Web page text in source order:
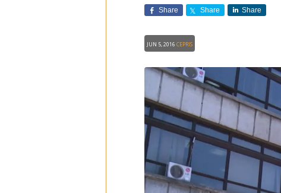
Share Share Share
Jun 5, 2016CEPRIS